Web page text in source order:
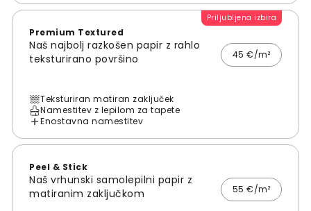
Priljubljena izbira
Premium Textured
Naš najbolj razkošen papir z rahlo
teksturirano površino
45 €/m²
Teksturiran matiran zaključek
Namestitev z lepilom za tapete
Enostavna namestitev
Peel & Stick
Naš vrhunski samolepilni papir z
matiranim zaključkom
55 €/m²